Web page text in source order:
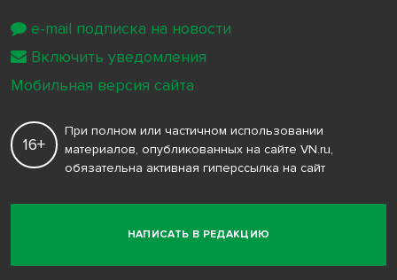
НАПИСАТЬ В РЕДАКЦИЮ
16+
При полном или частичном использовании
материалов, опубликованных на сайте VN.ru,
обязательна активная гиперссылка на сайт
e-mail подписка на новости
Включить уведомления
Мобильная версия сайта